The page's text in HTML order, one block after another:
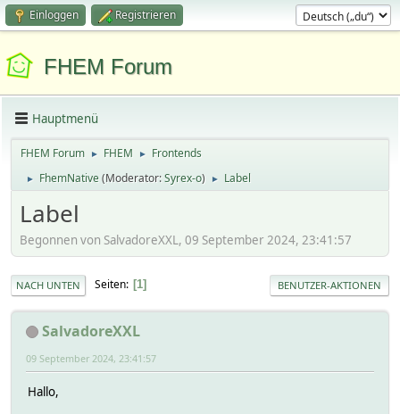
Einloggen Registrieren
FHEM Forum
Hauptmenü
FHEM Forum ► FHEM ► Frontends
► FhemNative(Moderator:Syrex-o) ► Label
Label
Begonnen von SalvadoreXXL, 09 September 2024, 23:41:57
NACH UNTEN Seiten 1 BENUTZER-AKTIONEN
SalvadoreXXL
09 September 2024, 23:41:57
Hallo,